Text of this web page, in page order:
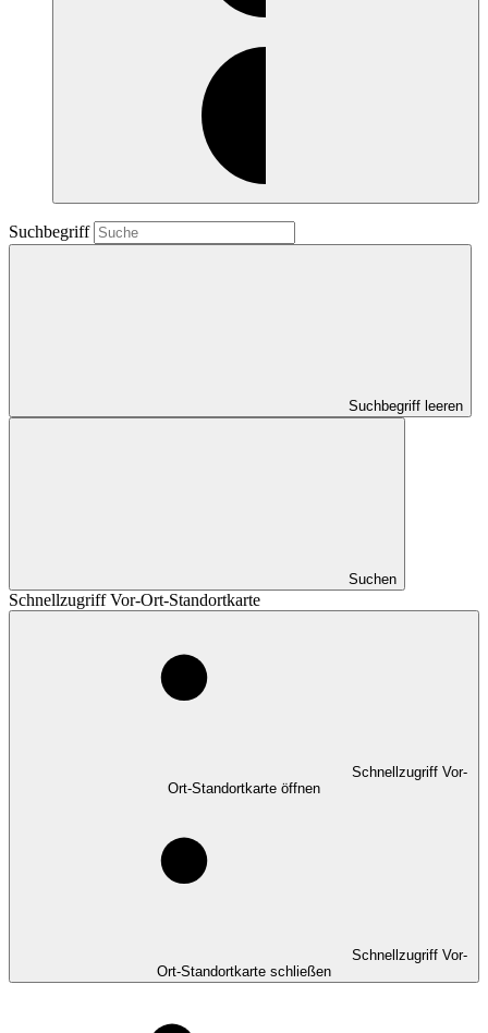
Suchbegriff
Suchbegriff leeren
Suchen
Schnellzugriff Vor-Ort-Standortkarte
Schnellzugriff Vor-
Ort-Standortkarte öffnen
Schnellzugriff Vor-
Ort-Standortkarte schließen